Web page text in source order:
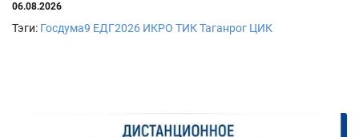
06.08.2026
Тэги: Госдума9 ЕДГ2026 ИКРО ТИКТаганрог ЦИК